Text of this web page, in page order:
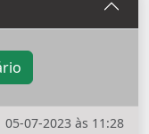
05-07-2023 às 11:28